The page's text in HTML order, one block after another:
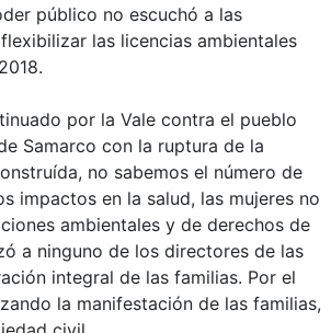
público no escuchó a las
las licencias ambientales
por la Vale contra el pueblo
Samarco con la ruptura de la
no sabemos el número de
impactos en la salud, las mujeres no
ambientales y de derechos de
a ninguno de los directores de las
integral de las familias. Por el
la manifestación de las familias,